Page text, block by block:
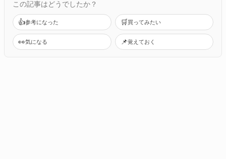
この記事はどうでしたか？
👍参考になった 🛒買ってみたい
👀気になる 📌覚えておく